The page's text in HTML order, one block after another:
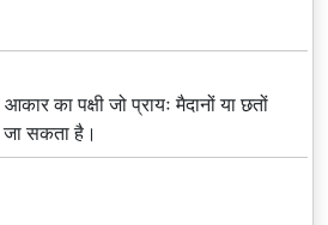
का पक्षी जो प्रायः मैदानों या छतों
जा सकता है।